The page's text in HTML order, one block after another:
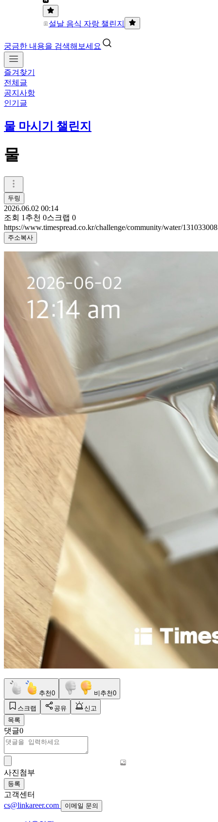
설날 음식 자랑 챌린지
궁금한 내용을 검색해보세요
즐겨찾기
전체글
공지사항
인기글
물 마시기 챌린지
물
두링
2026.06.02 00:14
조회 1 추천 0스크랩 0
https://www.timespread.co.kr/challenge/community/water/131033008
주소복사
추천0 비추천0
스크랩 공유
신고
목록
댓글0
사진첨부
등록
고객센터
cs@linkareer.com
이메일 문의